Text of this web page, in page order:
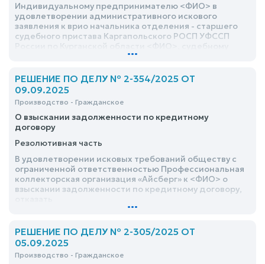
Индивидуальному предпринимателю <ФИО> в
удовлетворении административного искового
заявления к врио начальника отделения - старшего
судебного пристава Каргапольского РОСП УФССП
России по Курганской области <ФИО>, судебному
приставу-исполнителю Каргапольского РОСП УФССП
по Курганской области о признании бездействия
незаконными, возложении обязанностей, отказать
...
РЕШЕНИЕ ПО ДЕЛУ № 2-354/2025 ОТ
09.09.2025
Производство - Гражданское
О взыскании задолженности по кредитному
договору
Резолютивная часть
В удовлетворении исковых требований обществу с
ограниченной ответственностью Профессиональная
коллекторская организация «Айсберг» к <ФИО> о
взыскании задолженности по кредитному договору,
...
РЕШЕНИЕ ПО ДЕЛУ № 2-305/2025 ОТ
05.09.2025
Производство - Гражданское